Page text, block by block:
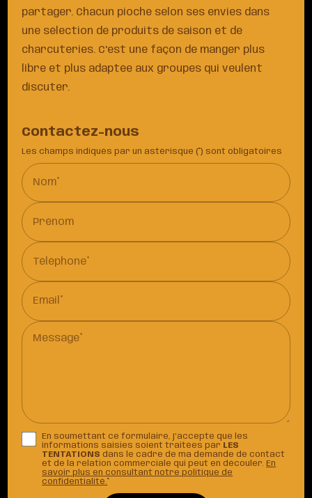
partager. Chacun pioche selon ses envies dans
une sélection de produits de saison et de
charcuteries. C'est une façon de manger plus
libre et plus adaptée aux groupes qui veulent
discuter.
Contactez-nous
Les champs indiqués par un astérisque (*) sont obligatoires
Nom*
Prénom
Téléphone*
Email*
Message*
En soumettant ce formulaire, j'accepte que les
informations saisies soient traitées par LES
TENTATIONS dans le cadre de ma demande de contact
et de la relation commerciale qui peut en découler.En
savoir plus en consultant notre politique de
confidentialité.*